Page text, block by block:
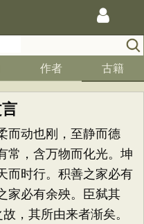
作者 古籍
也刚，至静而德
常，含万物而化光。坤
而时行。积善之家必有
家必有余殃。臣弑其
，其所由来者渐矣。